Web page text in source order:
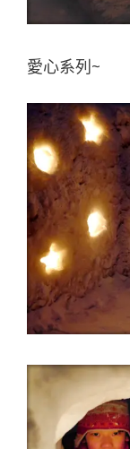
愛心系列~